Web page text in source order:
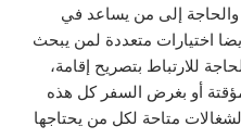
والحاجة إلى من يساعد في
اختيارات متعددة لمن يبحث
للارتباط بتصريح إقامة،
أو بغرض السفر كل هذه
متاحة لكل من يحتاجها